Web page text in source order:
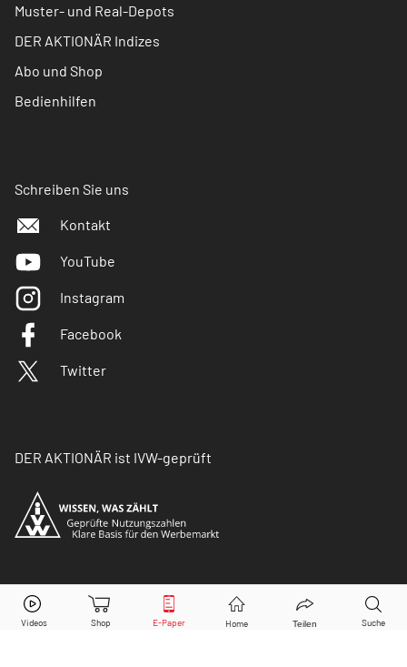
Muster- und Real-Depots
DER AKTIONÄR Indizes
Abo und Shop
Bedienhilfen
Schreiben Sie uns
Kontakt
YouTube
Instagram
Facebook
Twitter
DER AKTIONÄR ist IVW-geprüft
© Copyright 2026 Börsenmedien AG. Alle Rechte